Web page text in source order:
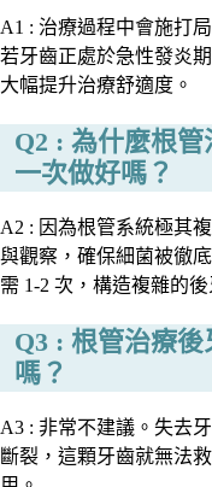
A1 : 治療過程中會施打
若牙齒正處於急性發炎
大幅提升治療舒適度。
Q2 : 為什麼根
一次做好嗎？
A2 : 因為根管系統極其
與觀察，確保細菌被徹
需 1-2 次，構造複雜的
Q3 : 根管治療
嗎？
A3 : 非常不建議。失去
斷裂，這顆牙齒就無法